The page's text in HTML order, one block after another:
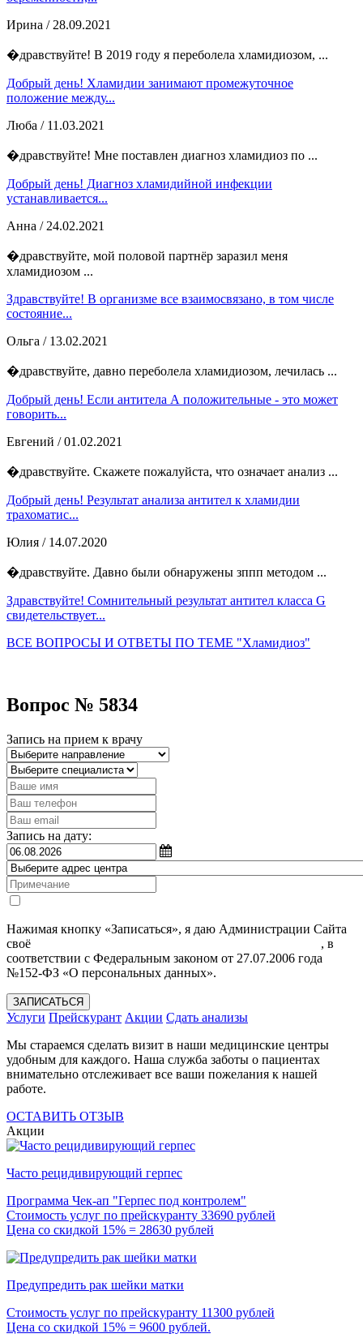
Ирина / 28.09.2021
�дравствуйте! В 2019 году я переболела хламидиозом, ...
Добрый день! Хламидии занимают промежуточное
положение между...
Люба / 11.03.2021
�дравствуйте! Мне поставлен диагноз хламидиоз по ...
Добрый день! Диагноз хламидийной инфекции
устанавливается...
Анна / 24.02.2021
�дравствуйте, мой половой партнёр заразил меня
хламидиозом ...
Здравствуйте! В организме все взаимосвязано, в том числе
состояние...
Ольга / 13.02.2021
�дравствуйте, давно переболела хламидиозом, лечилась ...
Добрый день! Если антитела А положительные - это может
говорить...
Евгений / 01.02.2021
�дравствуйте. Скажете пожалуйста, что означает анализ ...
Добрый день! Результат анализа антител к хламидии
трахоматис...
Юлия / 14.07.2020
�дравствуйте. Давно были обнаружены зппп методом ...
Здравствуйте! Сомнительный результат антител класса G
свидетельствует...
ВСЕ ВОПРОСЫ И ОТВЕТЫ ПО ТЕМЕ "Хламидиоз"
Вопрос № 5834
Запись на прием к врачу
Запись на дату:
Нажимая кнопку «Записаться», я даю Администрации Сайта
своё
, в
соответствии с Федеральным законом от 27.07.2006 года
№152-ФЗ «О персональных данных».
ЗАПИСАТЬСЯ
Услуги Прейскурант Акции Сдать анализы
Мы стараемся сделать визит в наши медицинские центры
удобным для каждого. Наша служба заботы о пациентах
внимательно отслеживает все ваши пожелания к нашей
работе.
ОСТАВИТЬ ОТЗЫВ
Акции
Часто рецидивирующий герпес
Программа Чек-ап "Герпес под контролем"
Стоимость услуг по прейскуранту 33690 рублей
Цена со скидкой 15% = 28630 рублей
Предупредить рак шейки матки
Стоимость услуг по прейскуранту 11300 рублей
Цена со скидкой 15% = 9600 рублей.